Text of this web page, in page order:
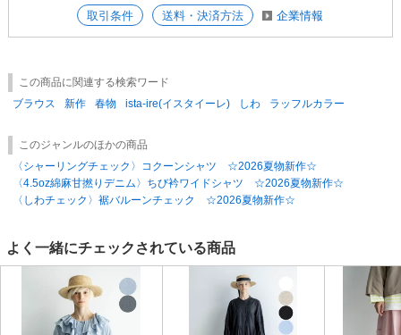
はご相談ください。 ※納期が異なる商品を一緒にご注文いただいた場合
は出荷金額ごとに送料が発生いたします 。 出荷毎の出荷金額（税抜）が
送料無料ラインを超える場合は、弊社にて負担いたします。 ※注文後の
の色目が若干異なる場合がございます。 あらかじめご了承下さい。
取引条件 送料・決済方法 企業情報
この商品に関連する検索ワード
ブラウス
新作 春物 ista-ire(イスタイーレ) しわ ラッフルカラー
このジャンルのほかの商品
〈シャーリングチェック〉コクーンシャツ ☆2026夏物新作☆
〈4.5oz綿麻甘撚りデニム〉ちび衿ワイドシャツ ☆2026夏物新作☆
〈しわチェック〉裾バルーンチェック ☆2026夏物新作☆
よく一緒にチェックされている商品